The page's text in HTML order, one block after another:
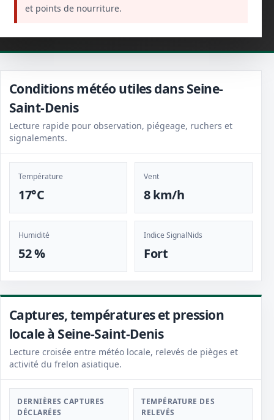
et points de nourriture.
Conditions météo utiles dans Seine-
Saint-Denis
Lecture rapide pour observation, piégeage, ruchers et
signalements.
Température
17°C
Vent
8 km/h
Humidité
52 %
Indice SignalNids
Fort
Captures, températures et pression
locale à Seine-Saint-Denis
Lecture croisée entre météo locale, relevés de pièges et
activité du frelon asiatique.
DERNIÈRES CAPTURES
DÉCLARÉES
TEMPÉRATURE DES
RELEVÉS